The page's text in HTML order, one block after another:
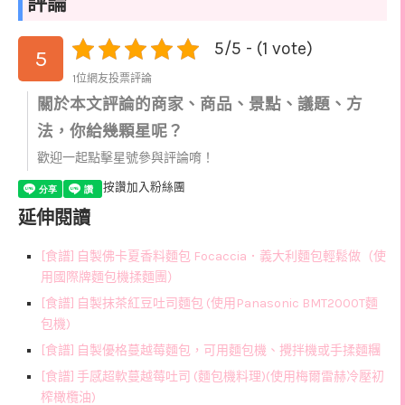
5 5/5 - (1 vote)
1位網友投票評論
關於本文評論的商家、商品、景點、議題、方
法，你給幾顆星呢？
歡迎一起點擊星號參與評論唷！
按讚加入粉絲團
延伸閱讀
[食譜] 自製佛卡夏香料麵包 Focaccia．義大利麵包輕鬆做（使
用國際牌麵包機揉麵團）
[食譜] 自製抹茶紅豆吐司麵包 (使用Panasonic BMT2000T麵
包機)
[食譜] 自製優格蔓越莓麵包，可用麵包機、攪拌機或手揉麵糰
[食譜] 手感超軟蔓越莓吐司 (麵包機料理)(使用梅爾雷赫冷壓初
榨橄欖油)